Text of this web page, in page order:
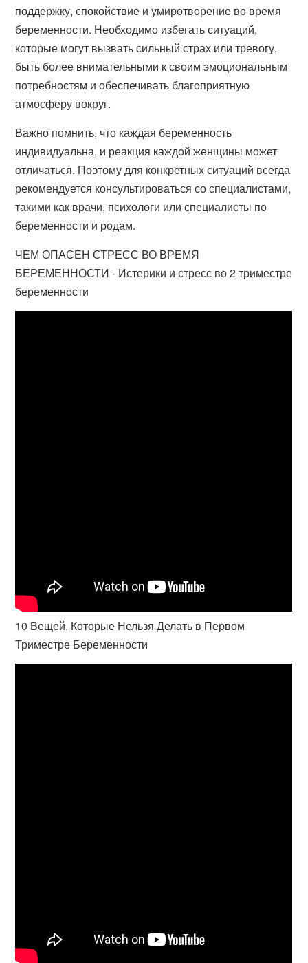
поддержку, спокойствие и умиротворение во время
беременности. Необходимо избегать ситуаций,
которые могут вызвать сильный страх или тревогу,
быть более внимательными к своим эмоциональным
потребностям и обеспечивать благоприятную
атмосферу вокруг.
Важно помнить, что каждая беременность
индивидуальна, и реакция каждой женщины может
отличаться. Поэтому для конкретных ситуаций всегда
рекомендуется консультироваться со специалистами,
такими как врачи, психологи или специалисты по
беременности и родам.
ЧЕМ ОПАСЕН СТРЕСС ВО ВРЕМЯ
БЕРЕМЕННОСТИ - Истерики и стресс во 2 триместре
беременности
10 Вещей, Которые Нельзя Делать в Первом
Триместре Беременности